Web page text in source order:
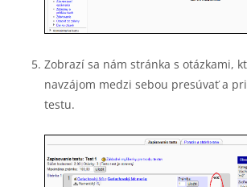
Zobrazí sa nám stránka s otázkami,
navzájom medzi sebou presúvať a
testu.